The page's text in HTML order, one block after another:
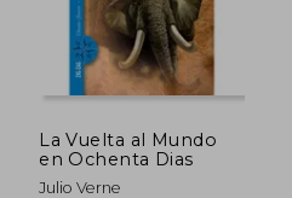
La Vuelta al Mundo
en Ochenta Dias
Julio Verne